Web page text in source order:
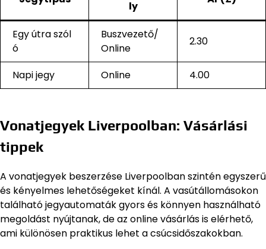
ly
Egy útra szól
ó
Buszvezető/
Online
2.30
Napi jegy Online 4.00
Vonatjegyek Liverpoolban: Vásárlási
tippek
A vonatjegyek beszerzése Liverpoolban szintén egyszerű
és kényelmes lehetőségeket kínál. A vasútállomásokon
található jegyautomaták gyors és könnyen használható
megoldást nyújtanak, de az online vásárlás is elérhető,
ami különösen praktikus lehet a csúcsidőszakokban.